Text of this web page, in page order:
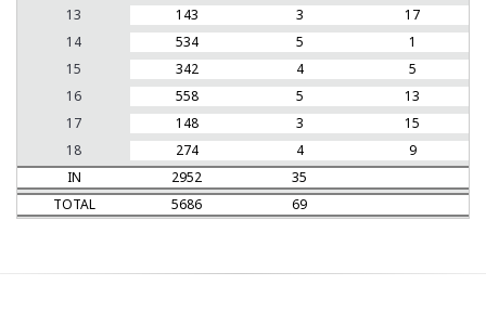
13
143 3
17
14
534 5
1
15
342 4
5
16
558 5
13
17
148 3
15
18
274 4
9
IN
2952
35
TOTAL
5686 69